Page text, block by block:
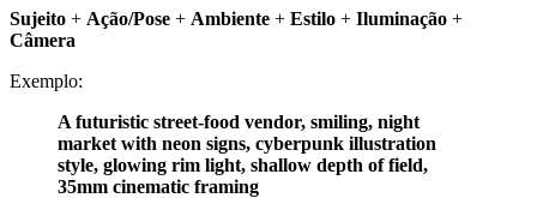
Sujeito + Ação/Pose + Ambiente + Estilo + Iluminação +
Câmera
Exemplo:
A futuristic street-food vendor, smiling, night
market with neon signs, cyberpunk illustration
style, glowing rim light, shallow depth of field,
35mm cinematic framing